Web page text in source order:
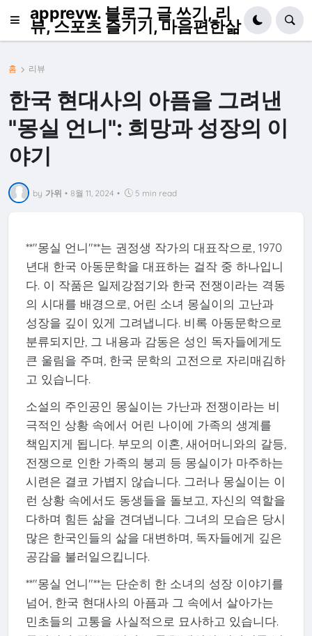
apprevw. 블로그 글 쓰기, 리
뷰, 스포츠 즐기기, 마음편한삶
홈 리뷰
한국 현대사의 아픔을 그려낸
"몽실 언니": 희망과 성장의 이
야기
by 가위 • 8월 11, 2024 • 5 min read
**"몽실 언니"**는 권정생 작가의 대표작으로, 1970
년대 한국 아동문학을 대표하는 걸작 중 하나입니
다. 이 작품은 일제강점기와 한국 전쟁이라는 격동
의 시대를 배경으로, 어린 소녀 몽실이의 고난과
성장을 깊이 있게 그려냅니다. 비록 아동문학으로
분류되지만, 그 내용과 감동은 성인 독자들에게도
큰 울림을 주며, 한국 문학의 고전으로 자리매김하
고 있습니다.
소설의 주인공인 몽실이는 가난과 전쟁이라는 비
극적인 상황 속에서 어린 나이에 가족의 생계를
책임지게 됩니다. 부모의 이혼, 새어머니와의 갈등,
전쟁으로 인한 가족의 붕괴 등 몽실이가 마주하는
시련은 결코 가볍지 않습니다. 그러나 몽실이는 이
런 상황 속에서도 동생들을 돌보고, 자신의 역할을
다하며 힘든 삶을 견뎌냅니다. 그녀의 모습은 당시
많은 한국인들의 삶을 대변하며, 독자들에게 깊은
공감을 불러일으킵니다.
**"몽실 언니"**는 단순히 한 소녀의 성장 이야기를
넘어, 한국 현대사의 아픔과 그 속에서 살아가는
민초들의 고통을 사실적으로 묘사하고 있습니다.